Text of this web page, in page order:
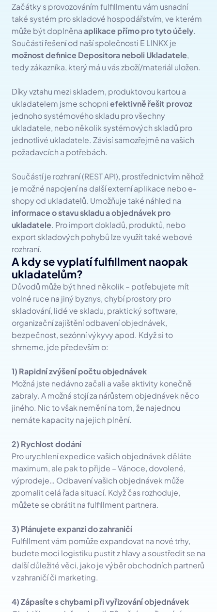
Začátky s provozováním fulfillmentu vám usnadní
také systém pro skladové hospodářstvím, ve kterém
může být doplněna aplikace přímo pro tyto účely.
možnost definice Depositora neboli Ukladatele,
tedy zákazníka, který má u vás zboží/materiál uložen.
Díky vztahu mezi skladem, produktovou kartou a
ukladatelem jsme schopni efektivně řešit provoz
jednoho systémového skladu pro všechny
ukladatele, nebo několik systémových skladů pro
jednotlivé ukladatele. Závisí samozřejmě na vašich
požadavcích a potřebách.
Součástí je rozhraní (REST API), prostřednictvím něhož
je možné napojení na další externí aplikace nebo e-
informace o stavu skladu a objednávek pro
ukladatele. Pro import dokladů, produktů, nebo
export skladových pohybů lze využít také webové
rozhraní.
A kdy se vyplatí fulfillment naopak
ukladatelům?
Důvodů může být hned několik – potřebujete mít
volné ruce na jiný byznys, chybí prostory pro
skladování, lidé ve skladu, praktický software,
organizační zajištění odbavení objednávek,
bezpečnost, sezónní výkyvy apod. Když si to
shrneme, jde především o:
1) Rapidní zvýšení počtu objednávek
Možná jste nedávno začali a vaše aktivity konečně
zabraly. A možná stojí za nárůstem objednávek něco
jiného. Nic to však nemění na tom, že najednou
nemáte kapacity na jejich plnění.
2) Rychlost dodání
Pro urychlení expedice vašich objednávek děláte
maximum, ale pak to přijde – Vánoce, dovolené,
výprodeje… Odbavení vašich objednávek může
zpomalit celá řada situací. Když čas rozhoduje,
můžete se obrátit na fulfillment partnera.
3) Plánujete expanzi do zahraničí
Fulfillment vám pomůže expandovat na nové trhy,
budete moci logistiku pustit z hlavy a soustředit se na
další důležité věci, jako je výběr obchodních partnerů
v zahraničí či marketing.
4) Zápasíte s chybami při vyřizování objednávek